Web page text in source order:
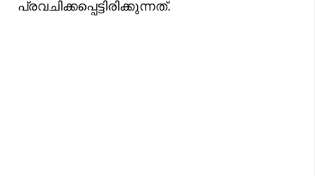
പ്രവചിക്കപ്പെട്ടിരിക്കുന്നത്.